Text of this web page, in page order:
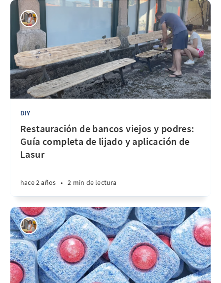
DIY
Restauración de bancos viejos y podres:
Guía completa de lijado y aplicación de
Lasur
hace 2 años • 2 min de lectura